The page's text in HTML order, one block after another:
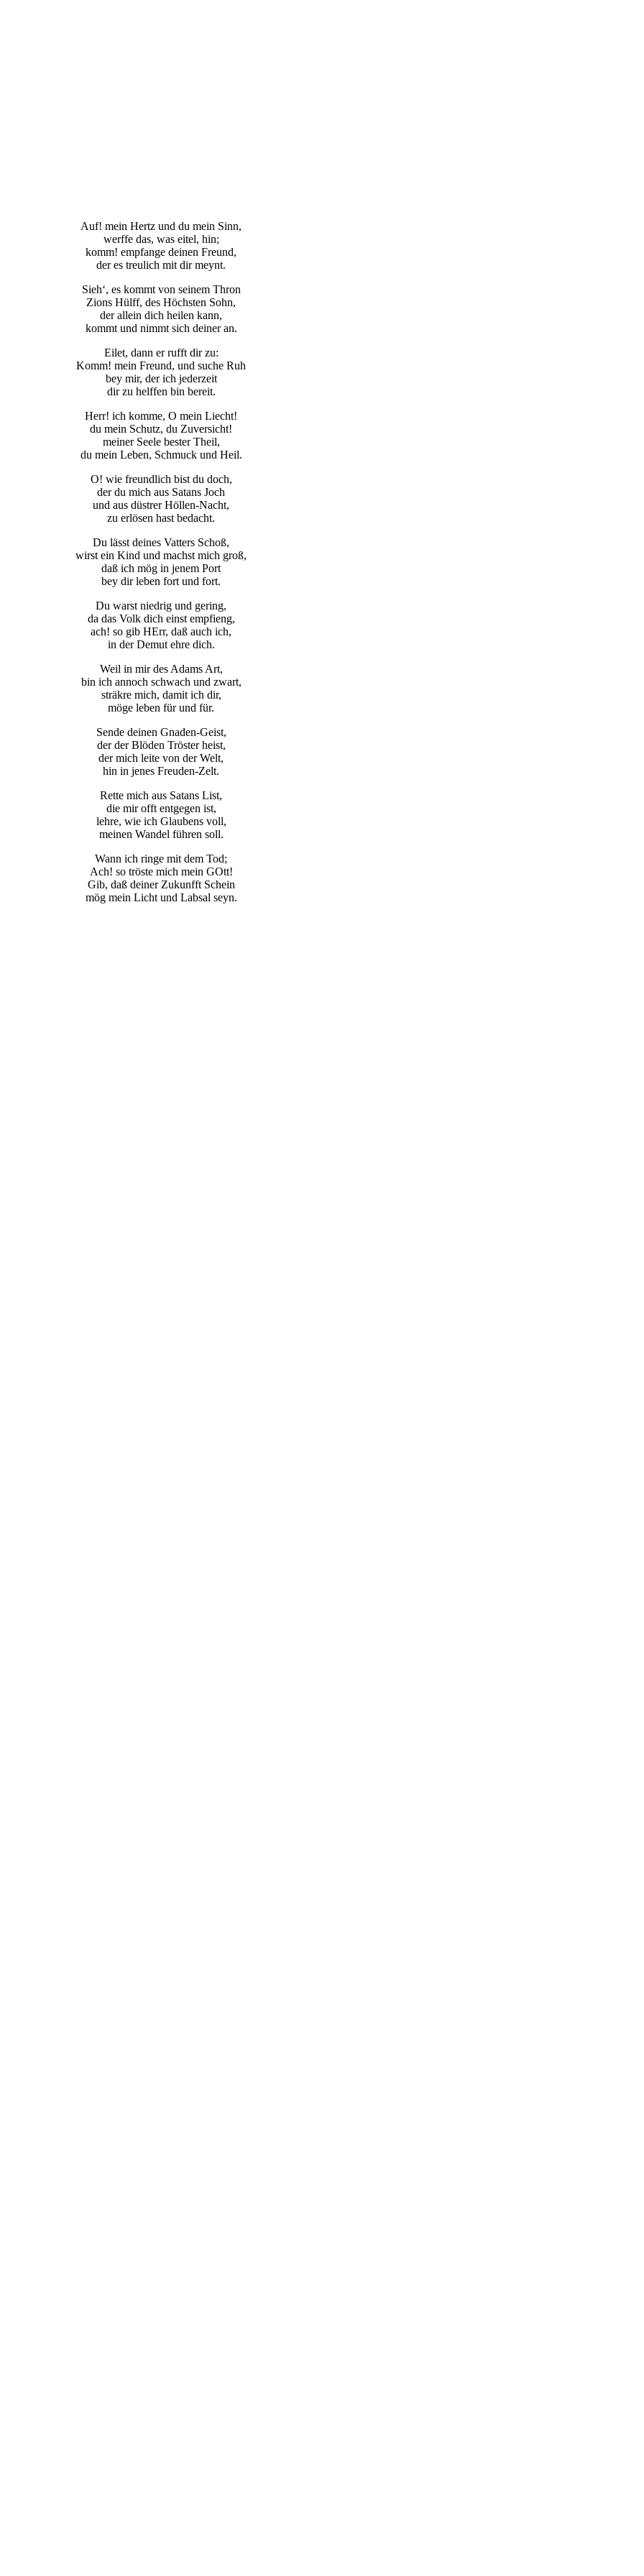
Auf! mein Hertz und du mein Sinn,
werffe das, was eitel, hin;
komm! empfange deinen Freund,
der es treulich mit dir meynt.
Sieh‘, es kommt von seinem Thron
Zions Hülff, des Höchsten Sohn,
der allein dich heilen kann,
kommt und nimmt sich deiner an.
Eilet, dann er rufft dir zu:
Komm! mein Freund, und suche Ruh
bey mir, der ich jederzeit
dir zu helffen bin bereit.
Herr! ich komme, O mein Liecht!
du mein Schutz, du Zuversicht!
meiner Seele bester Theil,
du mein Leben, Schmuck und Heil.
O! wie freundlich bist du doch,
der du mich aus Satans Joch
und aus düstrer Höllen-Nacht,
zu erlösen hast bedacht.
Du lässt deines Vatters Schoß,
wirst ein Kind und machst mich groß,
daß ich mög in jenem Port
bey dir leben fort und fort.
Du warst niedrig und gering,
da das Volk dich einst empfieng,
ach! so gib HErr, daß auch ich,
in der Demut ehre dich.
Weil in mir des Adams Art,
bin ich annoch schwach und zwart,
sträkre mich, damit ich dir,
möge leben für und für.
Sende deinen Gnaden-Geist,
der der Blöden Tröster heist,
der mich leite von der Welt,
hin in jenes Freuden-Zelt.
Rette mich aus Satans List,
die mir offt entgegen ist,
lehre, wie ich Glaubens voll,
meinen Wandel führen soll.
Wann ich ringe mit dem Tod;
Ach! so tröste mich mein GOtt!
Gib, daß deiner Zukunfft Schein
mög mein Licht und Labsal seyn.